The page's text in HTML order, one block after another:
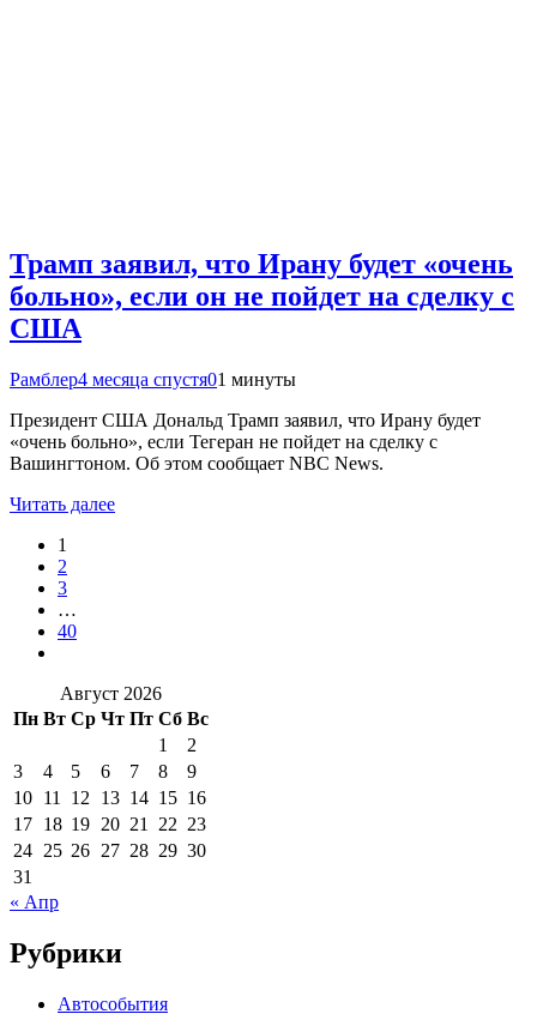
Трамп заявил, что Ирану будет «очень
больно», если он не пойдет на сделку с
США
Рамблер4 месяца спустя01 минуты
Президент США Дональд Трамп заявил, что Ирану будет
«очень больно», если Тегеран не пойдет на сделку с
Вашингтоном. Об этом сообщает NBC News.
Читать далее
1
2
3
…
40
Август 2026
Пн Вт Ср Чт Пт Сб Вс
1
2
3
4 5 6 7 8
9
10 11 12 13 14 15 16
17 18 19 20 21 22 23
24 25 26 27 28 29 30
31
« Апр
Рубрики
Автособытия